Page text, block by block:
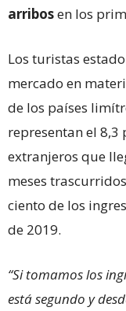
arribosen los
Los turistas
mercado en
de los países
representan el
extranjeros que
meses
ciento de los
de 2019.
“Si tomamos los
está segundo y